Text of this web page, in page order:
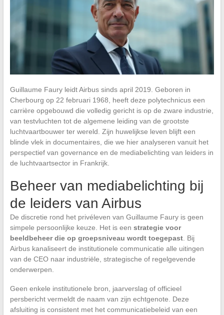
Guillaume Faury leidt Airbus sinds april 2019. Geboren in
Cherbourg op 22 februari 1968, heeft deze polytechnicus een
carrière opgebouwd die volledig gericht is op de zware industrie,
van testvluchten tot de algemene leiding van de grootste
luchtvaartbouwer ter wereld. Zijn huwelijkse leven blijft een
blinde vlek in documentaires, die we hier analyseren vanuit het
perspectief van governance en de mediabelichting van leiders in
de luchtvaartsector in Frankrijk.
Beheer van mediabelichting bij
de leiders van Airbus
De discretie rond het privéleven van Guillaume Faury is geen
simpele persoonlijke keuze. Het is een strategie voor
beeldbeheer die op groepsniveau wordt toegepast. Bij
Airbus kanaliseert de institutionele communicatie alle uitingen
van de CEO naar industriële, strategische of regelgevende
onderwerpen.
Geen enkele institutionele bron, jaarverslag of officieel
persbericht vermeldt de naam van zijn echtgenote. Deze
afsluiting is consistent met het communicatiebeleid van een